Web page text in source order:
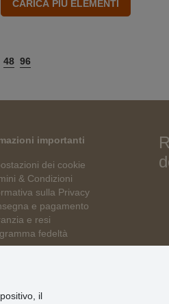
48 96
importanti
dei cookie
& Condizioni
sulla Privacy
e pagamento
e resi
fedeltà
il